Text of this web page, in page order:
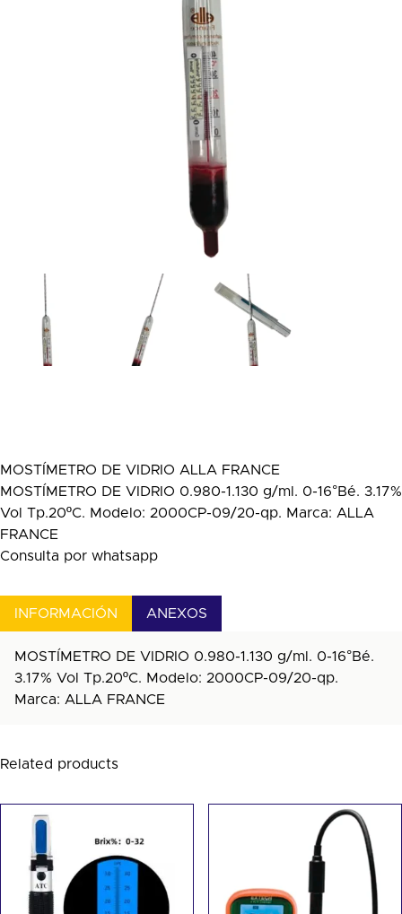
MOSTÍMETRO DE VIDRIO ALLA FRANCE
MOSTÍMETRO DE VIDRIO 0.980-1.130 g/ml. 0-16°Bé. 3.17%
Vol Tp.20ºC. Modelo: 2000CP-09/20-qp. Marca: ALLA
FRANCE
Consulta por whatsapp
INFORMACIÓN ANEXOS
MOSTÍMETRO DE VIDRIO 0.980-1.130 g/ml. 0-16°Bé.
3.17% Vol Tp.20ºC. Modelo: 2000CP-09/20-qp.
Marca: ALLA FRANCE
Related products